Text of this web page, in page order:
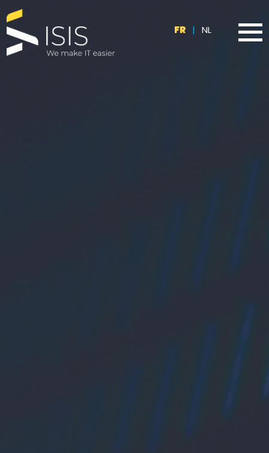
FR | NL